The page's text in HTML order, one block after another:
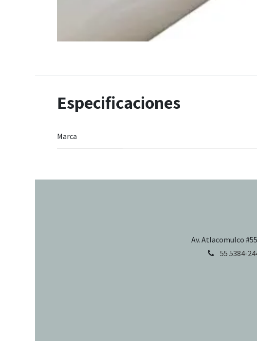
Especificaciones
Marca
Av. Atlacomulco
55 5384-